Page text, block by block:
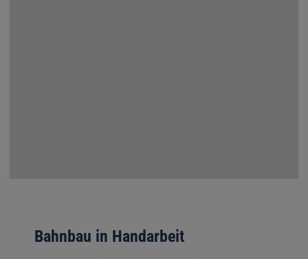
Bahnbau in Handarbeit